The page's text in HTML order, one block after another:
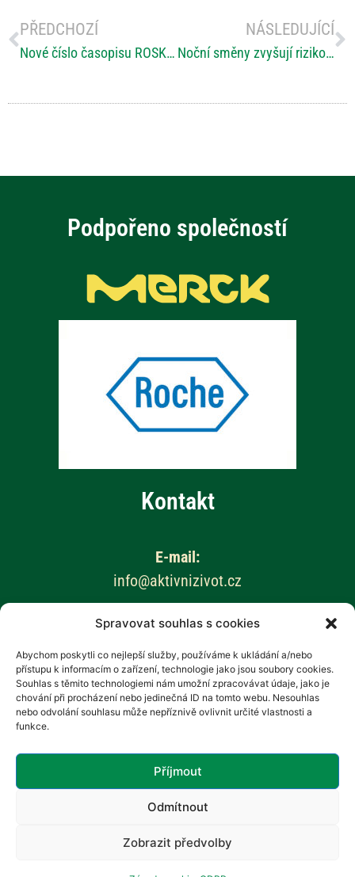
Spravovat souhlas s cookies
Abychom poskytli co nejlepší služby, používáme k ukládání a/nebo
přístupu k informacím o zařízení, technologie jako jsou soubory cookies.
Souhlas s těmito technologiemi nám umožní zpracovávat údaje, jako je
chování při procházení nebo jedinečná ID na tomto webu. Nesouhlas
nebo odvolání souhlasu může nepříznivě ovlivnit určité vlastnosti a
funkce.
Příjmout
Odmítnout
Zobrazit předvolby
PŘEDCHOZÍ
Nové číslo časopisu ROSKA právě vychází
NÁSLEDUJÍCÍ
Noční směny zvyšují riziko roztroušené sklerózy
Podpořeno společností
Kontakt
E-mail:
info@aktivnizivot.cz
Odborní garanti:
Prof. MUDr. Eva Kubala Havrdová, CSc.
Prim. MUDr. Marta Vachová
Web provozuje: